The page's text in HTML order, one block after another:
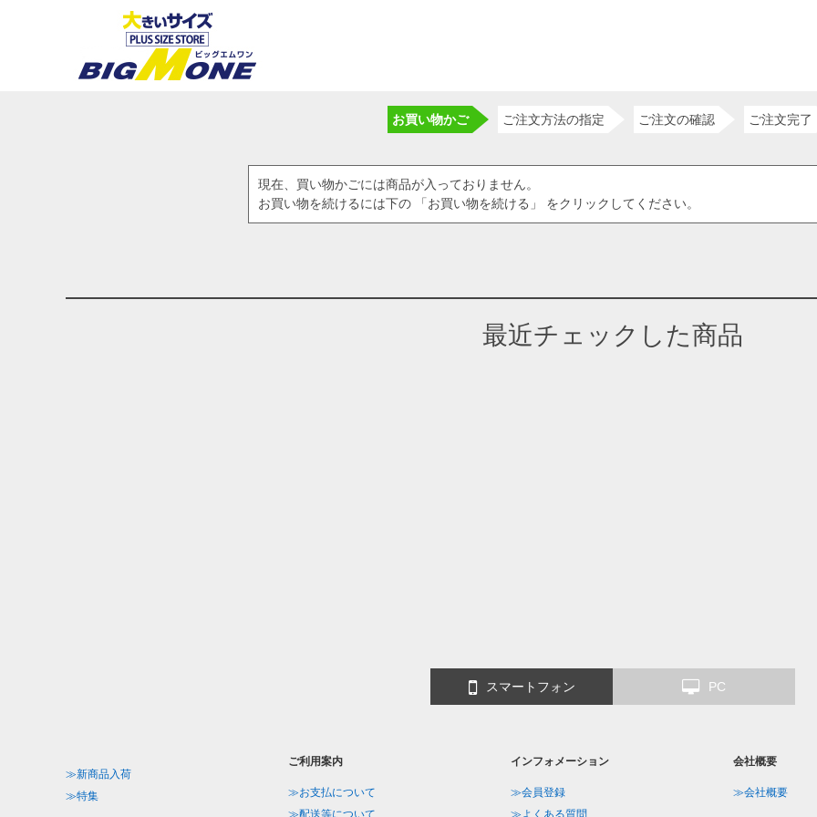
お買い物かご ご注文方法の指定 ご注文の確認 ご注文完了
現在、買い物かごには商品が入っておりません。
お買い物を続けるには下の 「お買い物を続ける」 をクリックしてください。
最近チェックした商品
スマートフォン PC
≫新商品入荷
≫特集
ご利用案内
≫お支払について
≫配送等について
インフォメーション
≫会員登録
≫よくある質問
会社概要
≫会社概要